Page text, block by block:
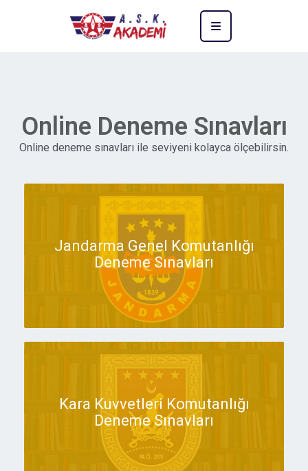
Online Deneme Sınavları
Online deneme sınavları ile seviyeni kolayca ölçebilirsin.
Jandarma Genel Komutanlığı
Deneme Sınavları
Kara Kuvvetleri Komutanlığı
Deneme Sınavları